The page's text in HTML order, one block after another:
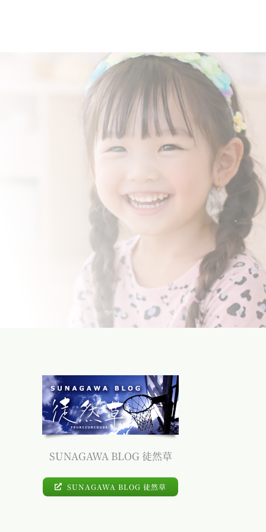
SUNAGAWA BLOG 徒然草
SUNAGAWA BLOG 徒然草